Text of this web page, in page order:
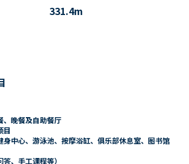
331.4m
、晚餐及自助餐厅
目
身中心、游泳池、按摩浴缸、俱乐部休息室、图书馆
、手工课程等）